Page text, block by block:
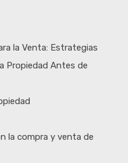
la Venta: Estrategias
Propiedad Antes de
la compra y venta de